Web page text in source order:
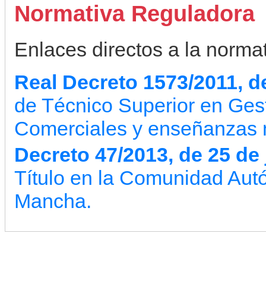
Normativa Reguladora
Enlaces directos a la
Real Decreto 1573/2011,
de Técnico Superior en
Comerciales y enseñanzas
Decreto 47/2013, de 25
Título en la Comunidad
Mancha.